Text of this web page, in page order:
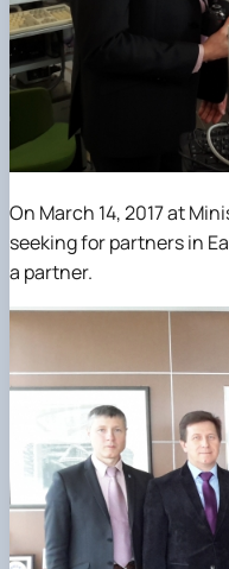
On March 14, 2017 at
seeking for partners in
a partner.